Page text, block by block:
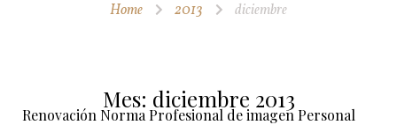
Home 2013 diciembre
Mes: diciembre 2013
Renovación Norma Profesional de imagen Personal